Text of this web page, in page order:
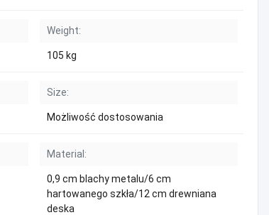
Weight:
105 kg
Size:
Możliwość dostosowania
Material:
0,9 cm blachy metalu/6 cm
hartowanego szkła/12 cm drewniana
deska